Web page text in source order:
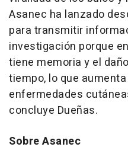
Asanec ha lanzado
para transmitir
investigación porque
tiene memoria y el
tiempo, lo que
enfermedades
concluye Dueñas.
Sobre Asanec